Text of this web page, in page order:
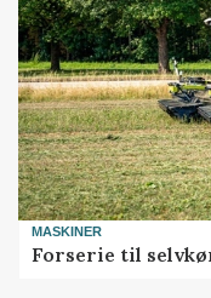
MASKINER
Forserie til